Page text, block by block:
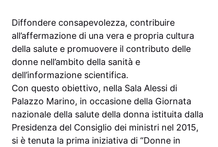
Diffondere consapevolezza, contribuire
all’affermazione di una vera e propria cultura
della salute e promuovere il contributo delle
donne nell’ambito della sanità e
dell’informazione scientifica.
Con questo obiettivo, nella Sala Alessi di
Palazzo Marino, in occasione della Giornata
nazionale della salute della donna istituita dalla
Presidenza del Consiglio dei ministri nel 2015,
si è tenuta la prima iniziativa di “Donne in